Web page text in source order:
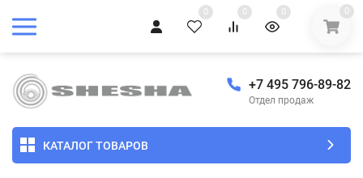
0 0 0 0
+7 495 796-89-82
Отдел продаж
КАТАЛОГ ТОВАРОВ